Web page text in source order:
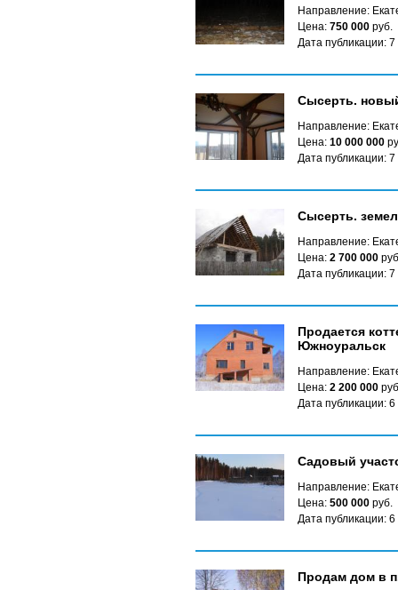
Направление:
Цена: 750 000 руб.
Дата публикации:
Сысерть.
Направление:
Цена: 10 000 000
Дата публикации:
Сысерть.
Направление:
Цена: 2 700 000
Дата публикации:
Продается
Южноуральск
Направление:
Цена: 2 200 000
Дата публикации:
Садовый
Направление:
Цена: 500 000 руб.
Дата публикации:
Продам дом в